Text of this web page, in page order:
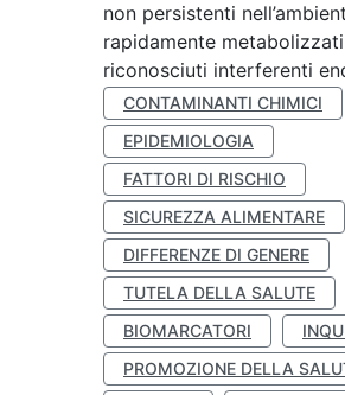
non persistenti
rapidamente
riconosciuti interferenti
CONTAMINANTI CHIMICI
EPIDEMIOLOGIA
FATTORI DI RISCHIO
SICUREZZA ALIMENTARE
DIFFERENZE DI GENERE
TUTELA DELLA SALUTE
BIOMARCATORI
PROMOZIONE DELLA